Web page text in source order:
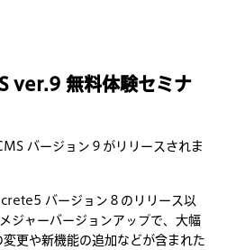
ver.9 無料体験セミナ
バージョン９がリリースされま
バージョン８のリリース以
ジャーバージョンアップで、大幅
更や新機能の追加などが含まれた